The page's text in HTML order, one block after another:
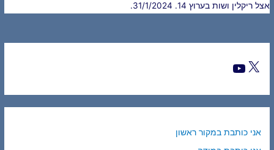
אצל ריקלין ושות בערוץ 14. 31/1/2024.
אני כותבת במקור ראשון